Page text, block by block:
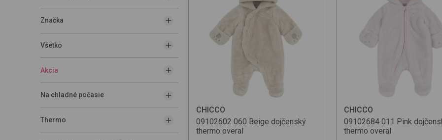
Značka
Všetko
Akcia
Na chladné počasie
Thermo
CHICCO
09102602 060 Beige dojčenský
thermo overal
CHICCO
09102684 011 Pink
thermo overal